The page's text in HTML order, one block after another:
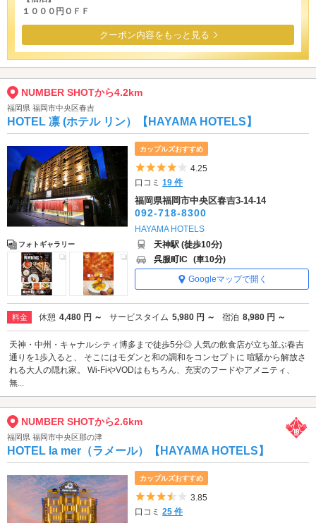
１０００円ＯＦＦ
クーポン内容をもっと見る
NUMBER SHOTから4.2km
福岡県 福岡市中央区春吉
HOTEL 凛 (ホテル リン）【HAYAMA HOTELS】
フォトギャラリー
カップルズおすすめ
5つ星のうち4
4.25
口コミ19 件
福岡県福岡市中央区春吉3-14-14
092-718-8300
HAYAMA HOTELS
天神駅 (徒歩10分)
呉服町IC (車10分)
Googleマップで開く
料金 休憩 4,480 円 ～ サービスタイム 5,980 円 ～ 宿泊 8,980 円 ～
天神・中州・キャナルシティ博多まで徒歩5分◎ 人気の飲食店が立ち並ぶ春吉
通りを1歩入ると、 そこにはモダンと和の調和をコンセプトに 喧騒から解放さ
れる大人の隠れ家。 Wi-FiやVODはもちろん、充実のフードやアメニティ、
無...
NUMBER SHOTから2.6km
福岡県 福岡市中央区那の津
HOTEL la mer（ラメール）【HAYAMA HOTELS】
カップルズおすすめ
5つ星のうち3.5
3.85
口コミ25 件